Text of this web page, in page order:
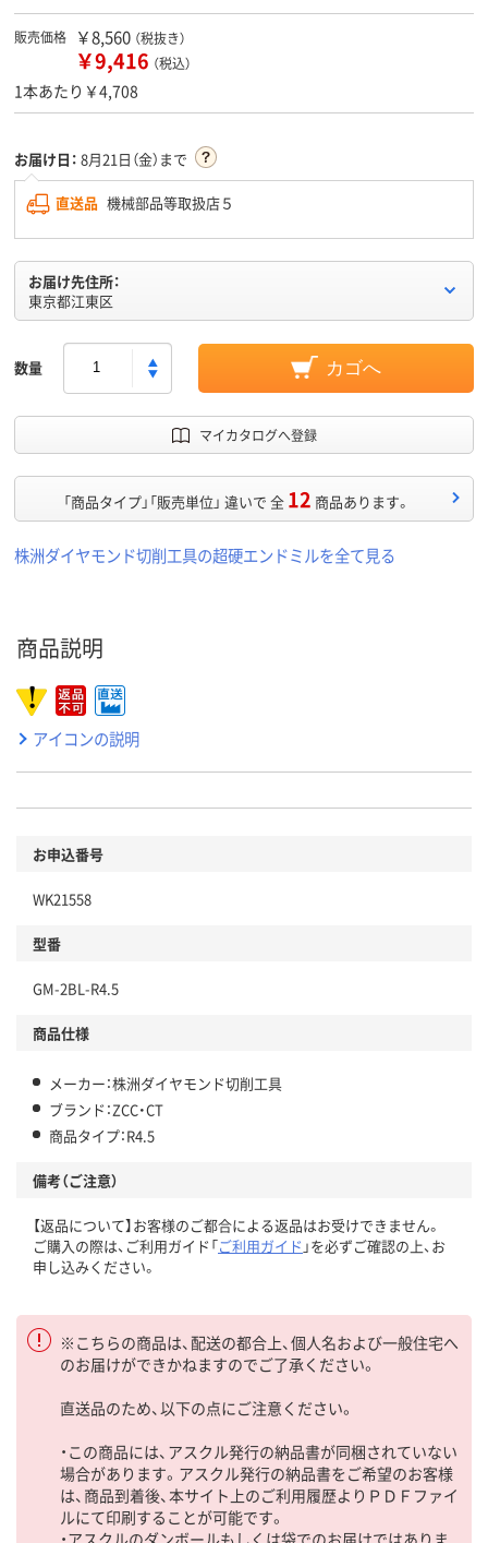
販売価格 ￥8,560 （税抜き）
￥9,416 （税込）
1本あたり￥4,708
お届け日： 8月21日（金）まで
直送品 機械部品等取扱店５
お届け先住所：
東京都江東区
数量 カゴへ
マイカタログへ登録
「商品タイプ」「販売単位」 違いで 全 12 商品あります。
株洲ダイヤモンド切削工具の超硬エンドミルを全て見る
商品説明
アイコンの説明
お申込番号
WK21558
型番
GM-2BL-R4.5
商品仕様
メーカー：株洲ダイヤモンド切削工具
ブランド：ZCC・CT
商品タイプ：R4.5
備考（ご注意）
【返品について】お客様のご都合による返品はお受けできません。
ご購入の際は、ご利用ガイド「ご利用ガイド 」を必ずご確認の上、お
申し込みください。
※こちらの商品は、配送の都合上、個人名および一般住宅へ
のお届けができかねますのでご了承ください。
直送品のため、以下の点にご注意ください。
・この商品には、アスクル発行の納品書が同梱されていない
場合があります。アスクル発行の納品書をご希望のお客様
は、商品到着後、本サイト上のご利用履歴よりＰＤＦファイ
ルにて印刷することが可能です。
・アスクルのダンボールもしくは袋でのお届けではありま